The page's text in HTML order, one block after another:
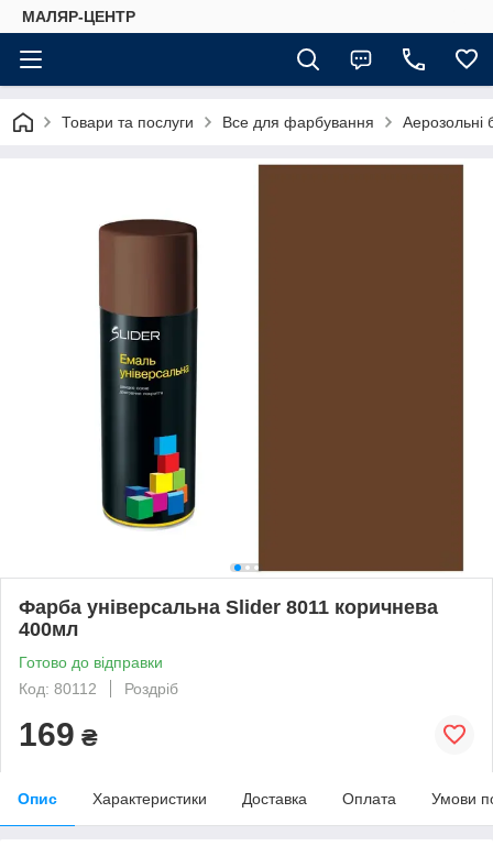
МАЛЯР-ЦЕНТР
Товари та послуги Все для фарбування Аерозольні
Фарба універсальна Slider 8011 коричнева
400мл
Готово до відправки
Код: 80112
Роздріб
169 ₴
Опис Характеристики Доставка Оплата Умови